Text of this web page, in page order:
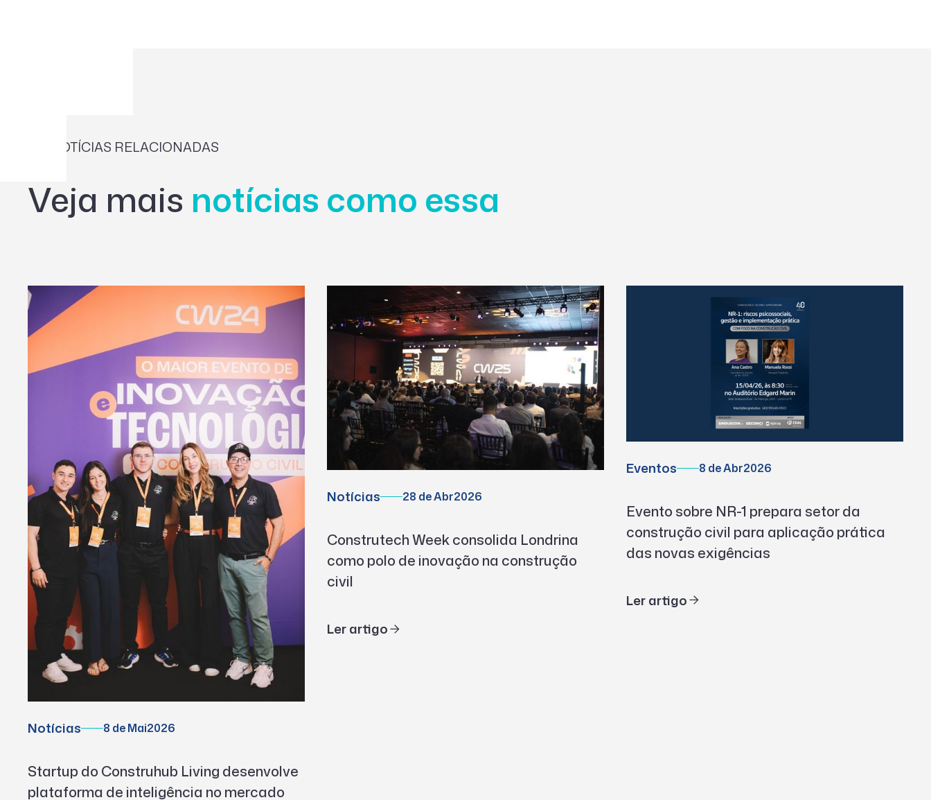
NOTÍCIAS RELACIONADAS
Veja mais notícias como essa
Notícias 8 de Mai2026
Startup do Construhub Living desenvolve
plataforma de inteligência no mercado
Notícias 28 de Abr2026
Construtech Week consolida Londrina
como polo de inovação na construção
civil
Ler artigo
Eventos 8 de Abr2026
Evento sobre NR-1 prepara setor da
construção civil para aplicação prática
das novas exigências
Ler artigo